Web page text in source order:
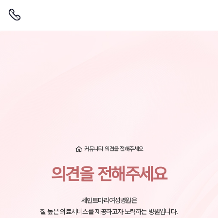
커뮤니티 의견을 전해주세요
의견을 전해주세요
세인트마리여성병원은
질 높은 의료서비스를 제공하고자 노력하는 병원입니다.